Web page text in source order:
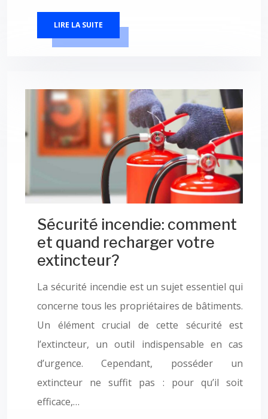
LIRE LA SUITE
Sécurité incendie: comment
et quand recharger votre
extincteur?
La sécurité incendie est un sujet essentiel qui
concerne tous les propriétaires de bâtiments.
Un élément crucial de cette sécurité est
l’extincteur, un outil indispensable en cas
d’urgence. Cependant, posséder un
extincteur ne suffit pas : pour qu’il soit
efficace,…